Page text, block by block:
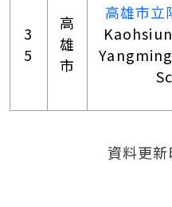
3
5
高
雄
市
高雄市立
資料更